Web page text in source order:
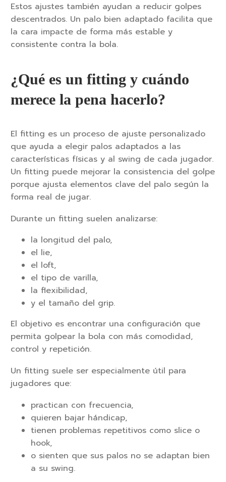
Estos ajustes también ayudan a reducir golpes
descentrados. Un palo bien adaptado facilita que
la cara impacte de forma más estable y
consistente contra la bola.
¿Qué es un fitting y cuándo
merece la pena hacerlo?
El fitting es un proceso de ajuste personalizado
que ayuda a elegir palos adaptados a las
características físicas y al swing de cada jugador.
Un fitting puede mejorar la consistencia del golpe
porque ajusta elementos clave del palo según la
forma real de jugar.
Durante un fitting suelen analizarse:
la longitud del palo,
el lie,
el loft,
el tipo de varilla,
la flexibilidad,
y el tamaño del grip.
El objetivo es encontrar una configuración que
permita golpear la bola con más comodidad,
control y repetición.
Un fitting suele ser especialmente útil para
jugadores que:
practican con frecuencia,
quieren bajar hándicap,
tienen problemas repetitivos como slice o
hook,
o sienten que sus palos no se adaptan bien
a su swing.